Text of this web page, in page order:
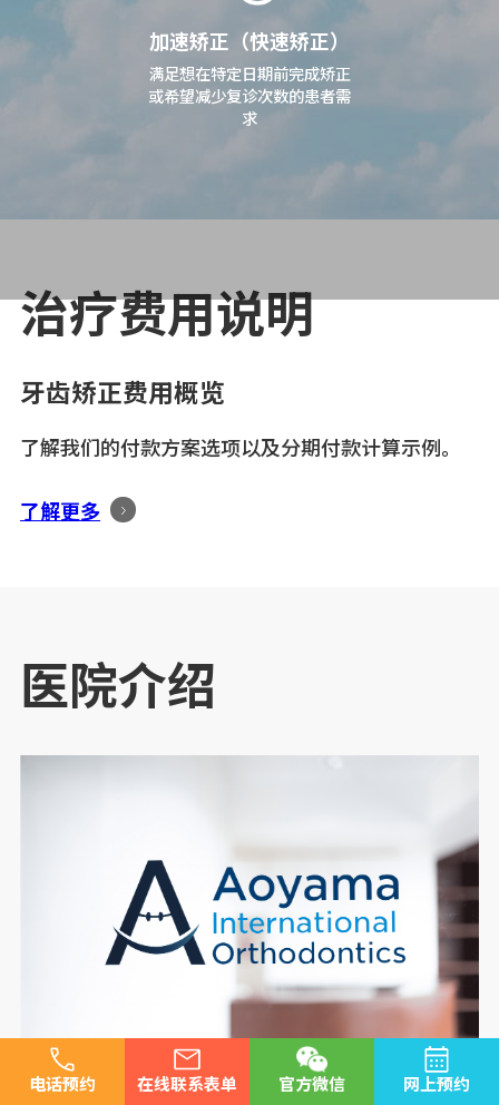
加速矫正（快速矫正）
满足想在特定日期前完成矫正
或希望减少复诊次数的患者需
求
治疗费用说明
牙齿矫正费用概览
了解我们的付款方案选项以及分期付款计算示例。
了解更多
医院介绍
电话预约 在线联系表单 官方微信 网上预约